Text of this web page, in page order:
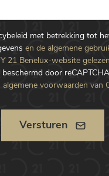
met betrekking tot
en de algemene
21 Benelux-website
door
algemene voorwaarden van
Versturen